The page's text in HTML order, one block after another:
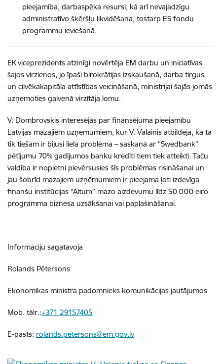
pieejamība, darbaspēka resursi, kā arī nevajadzīgu
administratīvo šķēršļu likvidēšana, tostarp ES fondu
programmu ieviešanā.
EK viceprezidents atzinīgi novērtēja EM darbu un iniciatīvas
šajos virzienos, jo īpaši birokrātijas izskaušanā, darba tirgus
un cilvēkakapitāla attīstības veicināšanā, ministrijai šajās jomās
uzņemoties galvenā virzītāja lomu.
V. Dombrovskis interesējās par finansējuma pieejamību
Latvijas mazajiem uzņēmumiem, kur V. Valainis atbildēja, ka tā
tik tiešām ir bijusi liela problēma – saskaņā ar “Swedbank”
pētījumu 70% gadījumos banku kredīti tiem tiek atteikti. Taču
valdība ir nopietni pievērsusies šīs problēmas risināšanai un
jau šobrīd mazajiem uzņēmumiem ir pieejama ļoti izdevīga
finanšu institūcijas “Altum” mazo aizdevumu līdz 50 000 eiro
programma biznesa uzsākšanai vai paplašināšanai.
Informāciju sagatavoja
Rolands Pētersons
Ekonomikas ministra padomnieks komunikācijas jautājumos
Mob. tālr.:+371 29157405
E-pasts: rolands.petersons@em.gov.lv